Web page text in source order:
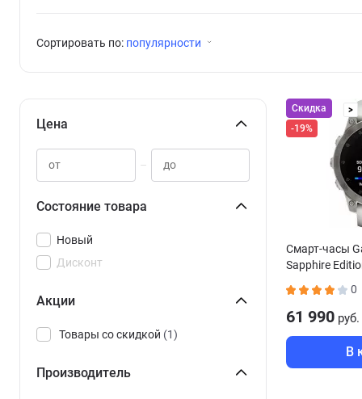
Сортировать по: популярности
Цена
–
Состояние товара
Новый
Дисконт
Акции
Товары со скидкой (1)
Производитель
Скидка
>
-19%
Смарт-часы
Sapphire
0
61 990 руб.
В